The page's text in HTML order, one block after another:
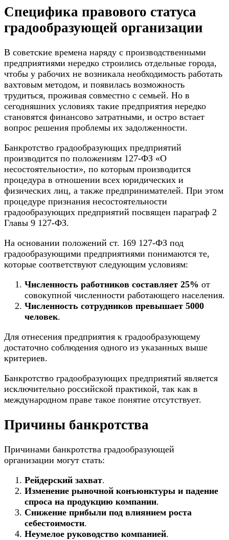
Специфика правового статуса
градообразующей организации
В советские времена наряду с производственными
предприятиями нередко строились отдельные города,
чтобы у рабочих не возникала необходимость работать
вахтовым методом, и появилась возможность
трудиться, проживая совместно с семьей. Но в
сегодняшних условиях такие предприятия нередко
становятся финансово затратными, и остро встает
вопрос решения проблемы их задолженности.
Банкротство градообразующих предприятий
производится по положениям 127-ФЗ «О
несостоятельности», по которым производится
процедура в отношении всех юридических и
физических лиц, а также предпринимателей. При этом
процедуре признания несостоятельности
градообразующих предприятий посвящен параграф 2
Главы 9 127-ФЗ.
На основании положений ст. 169 127-ФЗ под
градообразующими предприятиями понимаются те,
которые соответствуют следующим условиям:
Численность работников составляет 25% от
совокупной численности работающего населения.
Численность сотрудников превышает 5000
человек.
Для отнесения предприятия к градообразующему
достаточно соблюдения одного из указанных выше
критериев.
Банкротство градообразующих предприятий является
исключительно российской практикой, так как в
международном праве такое понятие отсутствует.
Причины банкротства
Причинами банкротства градообразующей
организации могут стать:
Рейдерский захват.
Изменение рыночной конъюнктуры и падение
спроса на продукцию компании.
Снижение прибыли под влиянием роста
себестоимости.
Неумелое руководство компанией.